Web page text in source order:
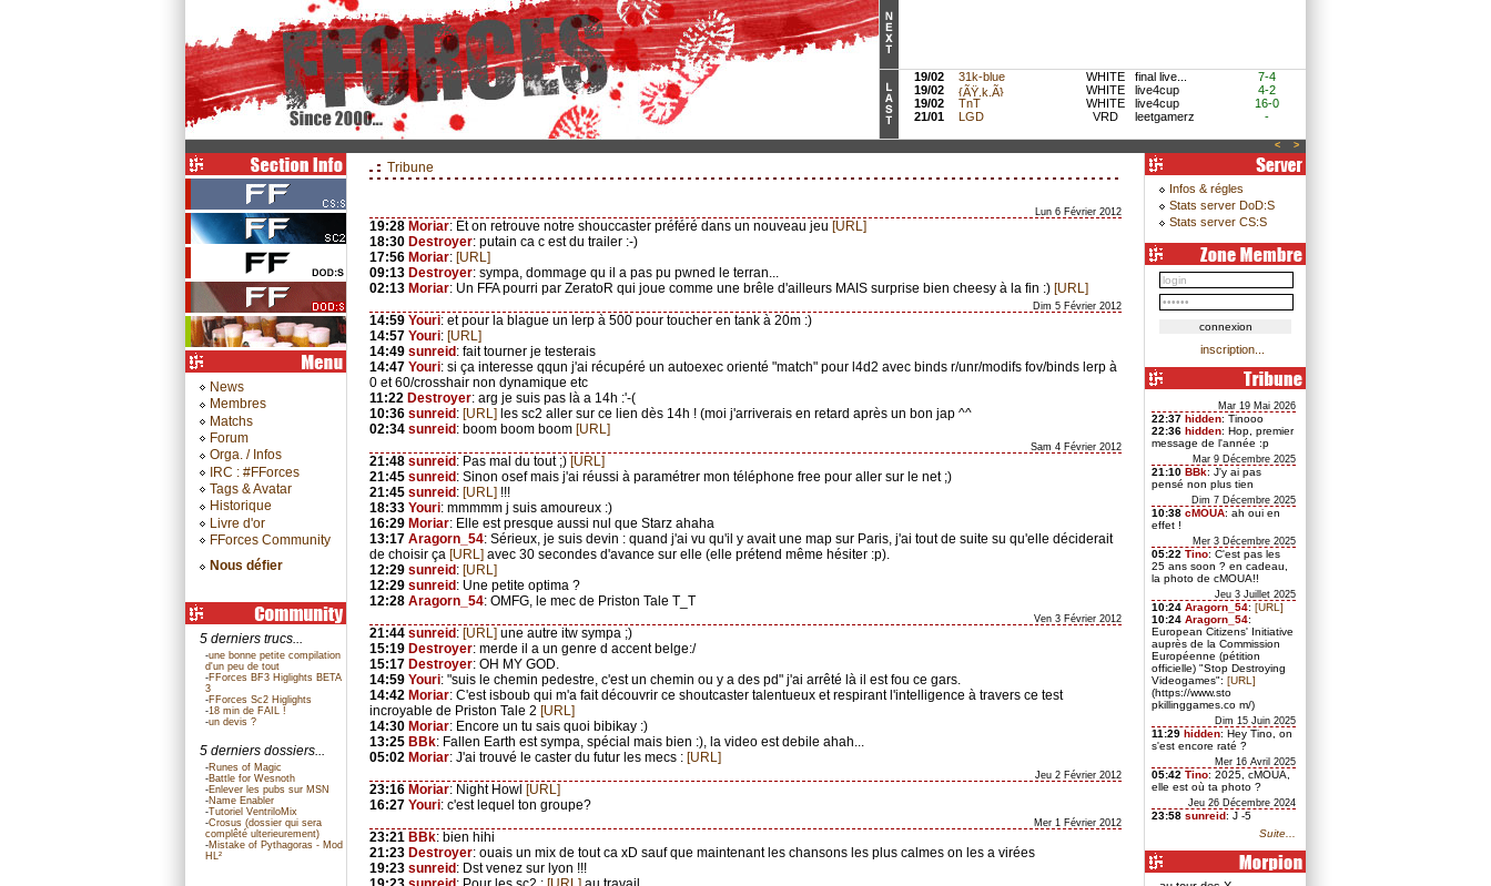
19/02 31k-blue WHITE final live...
7-4
19/02
{ÃŸ.k.Ã} WHITE live4cup
4-2
19/02
TnT WHITE live4cup
16-0
21/01
LGD VRD leetgamerz -
< >
News
Membres
Matchs
Forum
Orga. / Infos
IRC : #FForces
Tags & Avatar
Historique
Livre d'or
FForces Community
Nous défier
5 derniers trucs...
-une bonne petite compilation
d'un peu de tout
-FForces BF3 Higlights BETA
3
-FForces Sc2 Higlights
-18 min de FAIL !
-un devis ?
5 derniers dossiers...
-Runes of Magic
-Battle for Wesnoth
-Enlever les pubs sur MSN
-Name Enabler
-Tutoriel VentriloMix
-Crosus (dossier qui sera
complêté ulterieurement)
-Mistake of Pythagoras - Mod
HL²
Tribune
Lun 6 Février 2012
19:28 Moriar: Et on retrouve notre shouccaster préféré dans un nouveau jeu [URL]
18:30 Destroyer: putain ca c est du trailer :-)
17:56 Moriar: [URL]
09:13 Destroyer: sympa, dommage qu il a pas pu pwned le terran...
02:13 Moriar: Un FFA pourri par ZeratoR qui joue comme une brêle d'ailleurs MAIS surprise bien cheesy à la fin :) [URL]
Dim 5 Février 2012
14:59 Youri: et pour la blague un lerp à 500 pour toucher en tank à 20m :)
14:57 Youri: [URL]
14:49 sunreid : fait tourner je testerais
14:47 Youri: si ça interesse qqun j'ai récupéré un autoexec orienté "match" pour l4d2 avec binds r/unr/modifs fov/binds lerp à
0 et 60/crosshair non dynamique etc
11:22 Destroyer: arg je suis pas là a 14h :'-(
10:36 sunreid : [URL] les sc2 aller sur ce lien dès 14h ! (moi j'arriverais en retard après un bon jap ^^
02:34 sunreid : boom boom boom [URL]
Sam 4 Février 2012
21:48 sunreid : Pas mal du tout ;) [URL]
21:45 sunreid : Sinon osef mais j'ai réussi à paramétrer mon téléphone free pour aller sur le net ;)
21:45 sunreid : [URL] !!!
18:33 Youri: mmmmm j suis amoureux :)
16:29 Moriar: Elle est presque aussi nul que Starz ahaha
13:17 Aragorn_54: Sérieux, je suis devin : quand j'ai vu qu'il y avait une map sur Paris, j'ai tout de suite su qu'elle déciderait
de choisir ça [URL] avec 30 secondes d'avance sur elle (elle prétend même hésiter :p).
12:29 sunreid : [URL]
12:29 sunreid : Une petite optima ?
12:28 Aragorn_54: OMFG, le mec de Priston Tale T_T
Ven 3 Février 2012
21:44 sunreid : [URL] une autre itw sympa ;)
15:19 Destroyer: merde il a un genre d accent belge:/
15:17 Destroyer: OH MY GOD.
14:59 Youri: "suis le chemin pedestre, c'est un chemin ou y a des pd" j'ai arrêté là il est fou ce gars.
14:42 Moriar: C'est isboub qui m'a fait découvrir ce shoutcaster talentueux et respirant l'intelligence à travers ce test
incroyable de Priston Tale 2 [URL]
14:30 Moriar: Encore un tu sais quoi bibikay :)
13:25 BBk: Fallen Earth est sympa, spécial mais bien :), la video est debile ahah...
05:02 Moriar: J'ai trouvé le caster du futur les mecs : [URL]
Jeu 2 Février 2012
23:16 Moriar: Night Howl [URL]
16:27 Youri: c'est lequel ton groupe?
Mer 1 Février 2012
23:21 BBk: bien hihi
21:23 Destroyer: ouais un mix de tout ca xD sauf que maintenant les chansons les plus calmes on les a virées
19:23 sunreid : Dst venez sur lyon !!!
Infos & régles
Stats server DoD:S
Stats server CS:S
inscription...
Mar 19 Mai 2026
22:37 hidden: Tinooo
22:36 hidden: Hop, premier
message de l'année :p
Mar 9 Décembre 2025
21:10 BBk: J'y ai pas
pensé non plus tien
Dim 7 Décembre 2025
10:38 cMOUA: ah oui en
effet !
Mer 3 Décembre 2025
05:22 Tino: C'est pas les
25 ans soon ? en cadeau,
la photo de cMOUA!!
Jeu 3 Juillet 2025
10:24 Aragorn_54: [URL]
10:24 Aragorn_54:
European Citizens' Initiative
auprès de la Commission
Européenne (pétition
officielle) "Stop Destroying
Videogames": [URL]
(https://www.sto
pkillinggames.co m/)
Dim 15 Juin 2025
11:29 hidden: Hey Tino, on
s'est encore raté ?
Mer 16 Avril 2025
05:42 Tino: 2025, cMOUA,
elle est où ta photo ?
Jeu 26 Décembre 2024
23:58 sunreid: J -5
Suite...